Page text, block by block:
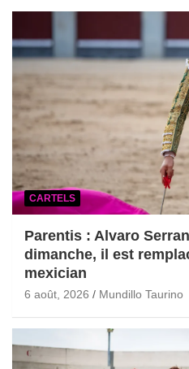
CARTELS
Parentis : Alvaro
dimanche, il est
mexician
6 août, 2026 Mundillo Taurino